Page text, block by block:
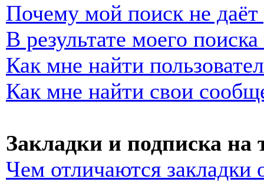
Почему мой поиск не даёт
В результате моего
Как мне найти
Как мне найти свои
Закладки и подписка на
Чем отличаются закладки